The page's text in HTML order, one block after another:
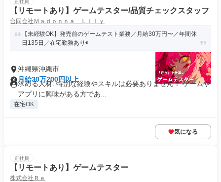
正社員
【リモートあり】ゲームテスター/品質チェックスタッフ
合同会社Ｍａｄｏｎｎａ Ｌｉｌｙ
【未経験OK】発売前のゲームテスト業務／月給30万円〜／年間休
日135日／在宅勤務あり◉
沖縄県沖縄市
月給30万200円以上
求める人材: 特別な経験やスキルは必要ありません！ ゲームや
アプリに興味がある方であ...
在宅OK
気になる
正社員
【リモートあり】ゲームテスター
株式会社Ｒｅ